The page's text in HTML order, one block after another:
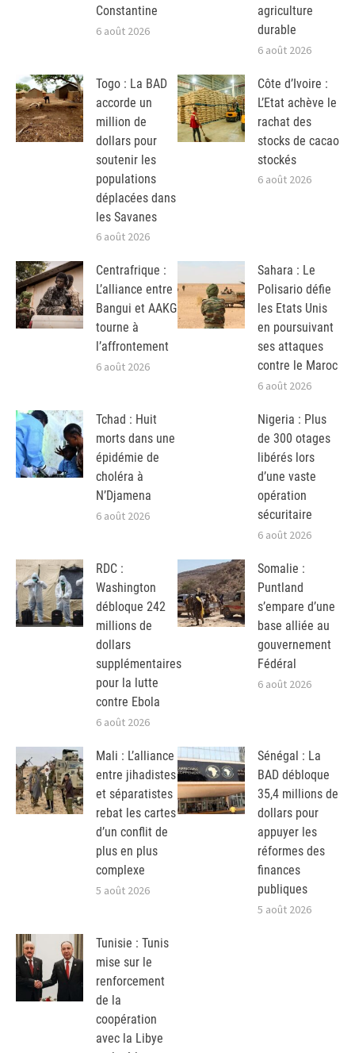
Constantine
6 août 2026
agriculture
durable
6 août 2026
Togo : La BAD
accorde un
million de
dollars pour
soutenir les
populations
déplacées dans
les Savanes
6 août 2026
Côte d’Ivoire :
L’Etat achève le
rachat des
stocks de cacao
stockés
6 août 2026
Centrafrique :
L’alliance entre
Bangui et AAKG
tourne à
l’affrontement
6 août 2026
Sahara : Le
Polisario défie
les Etats Unis
en poursuivant
ses attaques
contre le Maroc
6 août 2026
Tchad : Huit
morts dans une
épidémie de
choléra à
N’Djamena
6 août 2026
Nigeria : Plus
de 300 otages
libérés lors
d’une vaste
opération
sécuritaire
6 août 2026
RDC :
Washington
débloque 242
millions de
dollars
supplémentaires
pour la lutte
contre Ebola
6 août 2026
Somalie :
Puntland
s’empare d’une
base alliée au
gouvernement
Fédéral
6 août 2026
Mali : L’alliance
entre jihadistes
et séparatistes
rebat les cartes
d’un conflit de
plus en plus
complexe
5 août 2026
Sénégal : La
BAD débloque
35,4 millions de
dollars pour
appuyer les
réformes des
finances
publiques
5 août 2026
Tunisie : Tunis
mise sur le
renforcement
de la
coopération
avec la Libye